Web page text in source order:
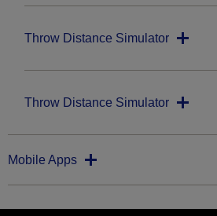
Throw Distance Simulator
Throw Distance Simulator
Mobile Apps